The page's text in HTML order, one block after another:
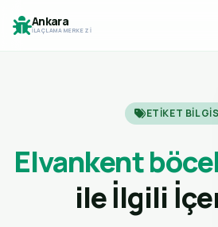
Ankara
İLAÇLAMA MERKEZI
ETIKET
Elvankent
ile İlgili